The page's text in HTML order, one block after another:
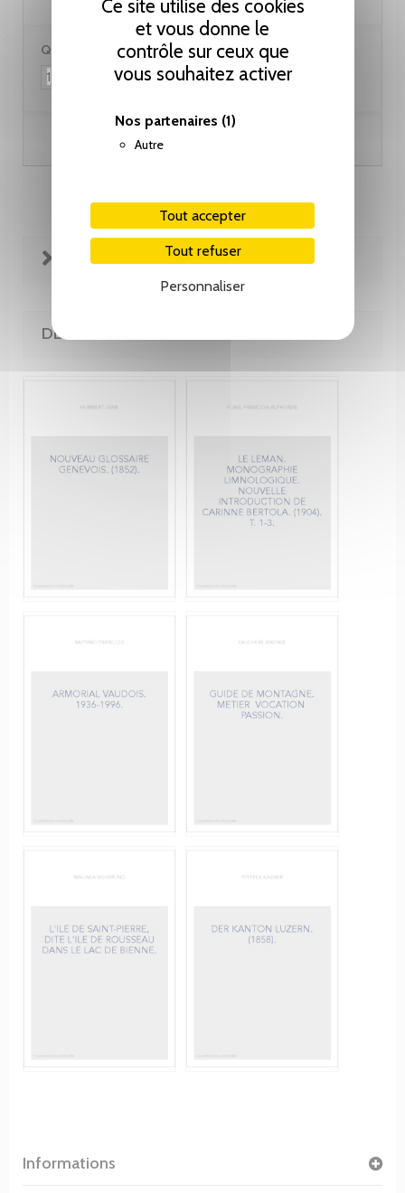
Ce site utilise des cookies
et vous donne le
contrôle sur ceux que
vous souhaitez activer
Nos partenaires (1)
Autre
Tout accepter
Tout refuser
Personnaliser
Quantité :
Ajouter au panier
FICHE TECHNIQUE
DE LA MÊME COLLECTION
Informations